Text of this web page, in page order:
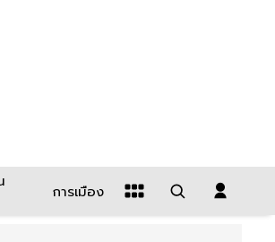
การเมือง